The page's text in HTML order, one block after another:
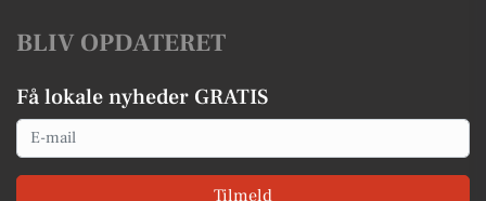
BLIV OPDATERET
Få lokale nyheder GRATIS
Email
Tilmeld